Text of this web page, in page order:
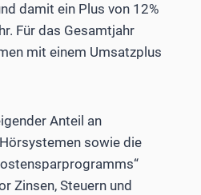
damit ein Plus von 12%
Für das Gesamtjahr
mit einem Umsatzplus
Anteil an
sowie die
Zinsen, Steuern und